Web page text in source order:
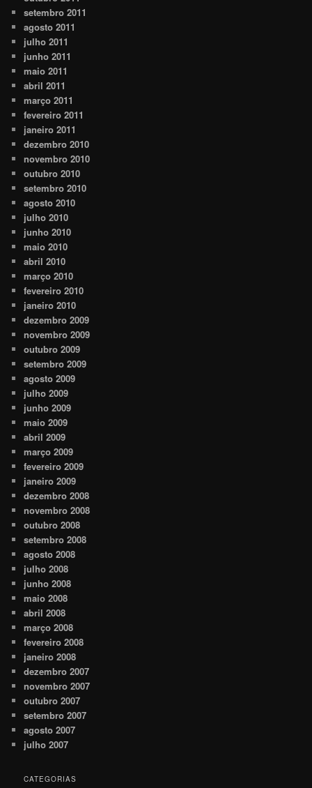
setembro 2011
agosto 2011
julho 2011
junho 2011
maio 2011
abril 2011
março 2011
fevereiro 2011
janeiro 2011
dezembro 2010
novembro 2010
outubro 2010
setembro 2010
agosto 2010
julho 2010
junho 2010
maio 2010
abril 2010
março 2010
fevereiro 2010
janeiro 2010
dezembro 2009
novembro 2009
outubro 2009
setembro 2009
agosto 2009
julho 2009
junho 2009
maio 2009
abril 2009
março 2009
fevereiro 2009
janeiro 2009
dezembro 2008
novembro 2008
outubro 2008
setembro 2008
agosto 2008
julho 2008
junho 2008
maio 2008
abril 2008
março 2008
fevereiro 2008
janeiro 2008
dezembro 2007
novembro 2007
outubro 2007
setembro 2007
agosto 2007
julho 2007
CATEGORIAS